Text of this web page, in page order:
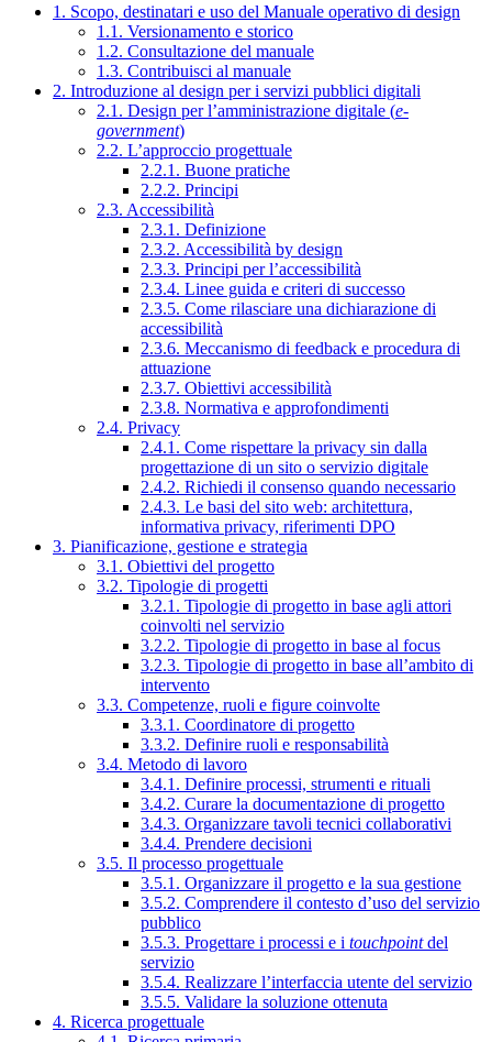
1. Scopo, destinatari e uso del Manuale operativo di design
1.1. Versionamento e storico
1.2. Consultazione del manuale
1.3. Contribuisci al manuale
2. Introduzione al design per i servizi pubblici digitali
2.1. Design per l’amministrazione digitale (e-
government)
2.2. L’approccio progettuale
2.2.1. Buone pratiche
2.2.2. Principi
2.3. Accessibilità
2.3.1. Definizione
2.3.2. Accessibilità by design
2.3.3. Principi per l’accessibilità
2.3.4. Linee guida e criteri di successo
2.3.5. Come rilasciare una dichiarazione di
accessibilità
2.3.6. Meccanismo di feedback e procedura di
attuazione
2.3.7. Obiettivi accessibilità
2.3.8. Normativa e approfondimenti
2.4. Privacy
2.4.1. Come rispettare la privacy sin dalla
progettazione di un sito o servizio digitale
2.4.2. Richiedi il consenso quando necessario
2.4.3. Le basi del sito web: architettura,
informativa privacy, riferimenti DPO
3. Pianificazione, gestione e strategia
3.1. Obiettivi del progetto
3.2. Tipologie di progetti
3.2.1. Tipologie di progetto in base agli attori
coinvolti nel servizio
3.2.2. Tipologie di progetto in base al focus
3.2.3. Tipologie di progetto in base all’ambito di
intervento
3.3. Competenze, ruoli e figure coinvolte
3.3.1. Coordinatore di progetto
3.3.2. Definire ruoli e responsabilità
3.4. Metodo di lavoro
3.4.1. Definire processi, strumenti e rituali
3.4.2. Curare la documentazione di progetto
3.4.3. Organizzare tavoli tecnici collaborativi
3.4.4. Prendere decisioni
3.5. Il processo progettuale
3.5.1. Organizzare il progetto e la sua gestione
3.5.2. Comprendere il contesto d’uso del servizio
pubblico
3.5.3. Progettare i processi e i touchpointdel
servizio
3.5.4. Realizzare l’interfaccia utente del servizio
3.5.5. Validare la soluzione ottenuta
4. Ricerca progettuale